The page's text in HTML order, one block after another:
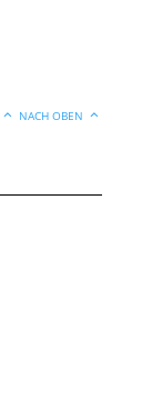
NACH OBEN